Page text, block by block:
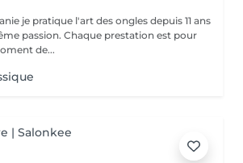
je pratique l'art des ongles depuis 11 ans
passion. Chaque prestation est pour
de...